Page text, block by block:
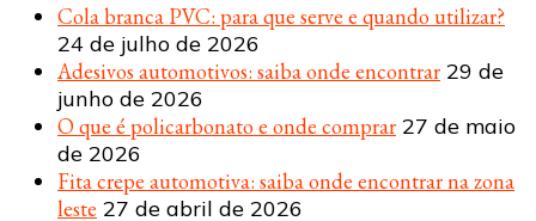
Cola branca PVC: para que serve e quando utilizar?
24 de julho de 2026
Adesivos automotivos: saiba onde encontrar 29 de
junho de 2026
O que é policarbonato e onde comprar 27 de maio
de 2026
Fita crepe automotiva: saiba onde encontrar na zona
leste 27 de abril de 2026